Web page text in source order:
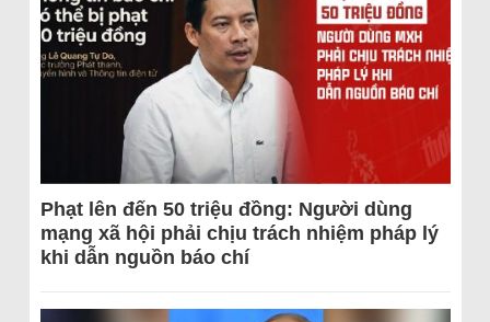
Phạt lên đến 50 triệu đồng: Người dùng
mạng xã hội phải chịu trách nhiệm pháp lý
khi dẫn nguồn báo chí